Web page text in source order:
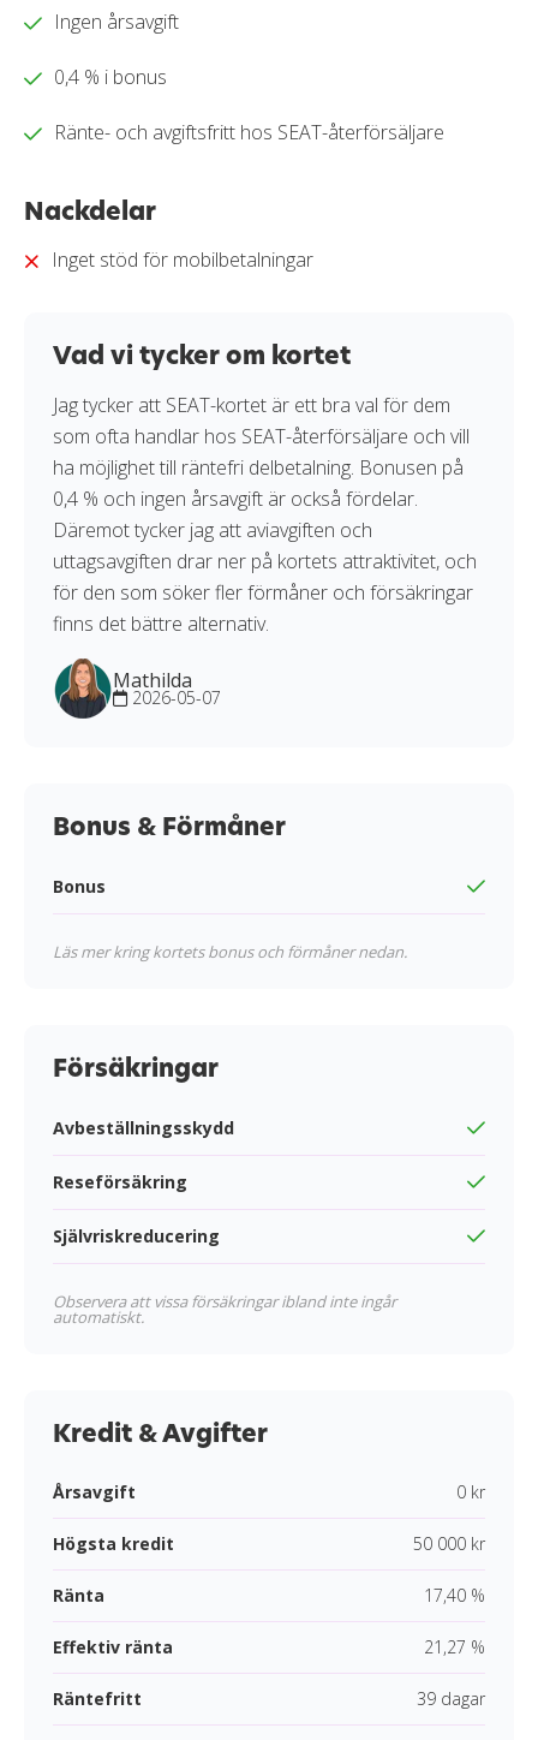
så att du enkelt kan jämföra fördelar, kostnader och
information, praktiska tester och redaktionell analys.
beslutsunderlag för när du ska välja kreditkort.
kreditkort i vår
Ingen årsavgift
0,4 % i bonus
Ränte- och avgiftsfritt hos SEAT-återförsäljare
Nackdelar
Inget stöd för mobilbetalningar
Vad vi tycker om kortet
Jag tycker att SEAT-kortet är ett bra val för dem
som ofta handlar hos SEAT-återförsäljare och vill
ha möjlighet till räntefri delbetalning. Bonusen på
0,4 % och ingen årsavgift är också fördelar.
Däremot tycker jag att aviavgiften och
uttagsavgiften drar ner på kortets attraktivitet, och
för den som söker fler förmåner och försäkringar
finns det bättre alternativ.
Mathilda
2026-05-07
Bonus & Förmåner
Bonus
Läs mer kring kortets bonus och förmåner nedan.
Försäkringar
Avbeställningsskydd
Reseförsäkring
Självriskreducering
Observera att vissa försäkringar ibland inte ingår
automatiskt.
Kredit & Avgifter
Årsavgift 0 kr
Högsta kredit 50 000 kr
Ränta 17,40 %
Effektiv ränta 21,27 %
Räntefritt 39 dagar